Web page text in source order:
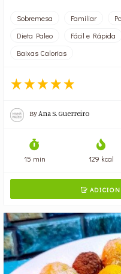
Sobremesa Familiar
Dieta Paleo
Fácil e Rápida
Baixas Calorias
By Ana S. Guerreiro
15 min 129 kcal
